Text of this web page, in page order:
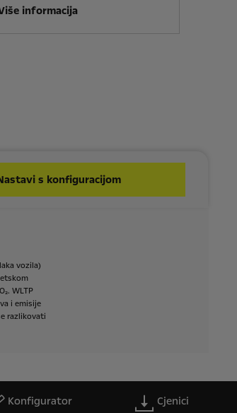
informacija
s konfiguracijom
laka vozila)
WLTP
i emisije
razlikovati
Konfigurator Cjenici